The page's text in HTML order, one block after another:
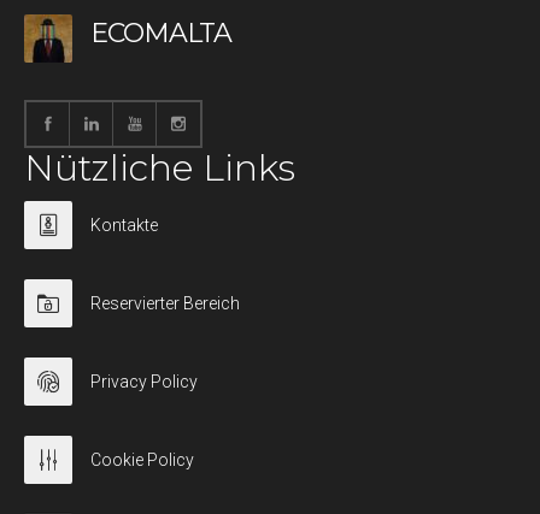
ECOMALTA
Nützliche Links
Kontakte
Reservierter Bereich
Privacy Policy
Cookie Policy